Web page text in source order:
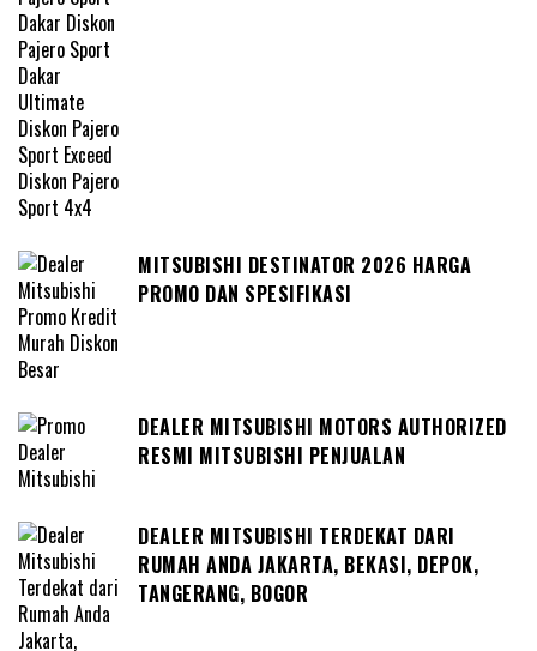
MITSUBISHI DESTINATOR 2026 HARGA
PROMO DAN SPESIFIKASI
DEALER MITSUBISHI MOTORS AUTHORIZED
RESMI MITSUBISHI PENJUALAN
DEALER MITSUBISHI TERDEKAT DARI
RUMAH ANDA JAKARTA, BEKASI, DEPOK,
TANGERANG, BOGOR